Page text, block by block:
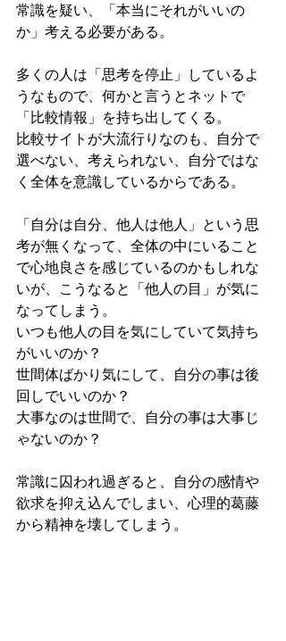
常識を疑い、「本当にそれがいいの
か」考える必要がある。
多くの人は「思考を停止」しているよ
うなもので、何かと言うとネットで
「比較情報」を持ち出してくる。
比較サイトが大流行りなのも、自分で
選べない、考えられない、自分ではな
く全体を意識しているからである。
「自分は自分、他人は他人」という思
考が無くなって、全体の中にいること
で心地良さを感じているのかもしれな
いが、こうなると「他人の目」が気に
なってしまう。
いつも他人の目を気にしていて気持ち
がいいのか？
世間体ばかり気にして、自分の事は後
回しでいいのか？
大事なのは世間で、自分の事は大事じ
ゃないのか？
常識に囚われ過ぎると、自分の感情や
欲求を抑え込んでしまい、心理的葛藤
から精神を壊してしまう。